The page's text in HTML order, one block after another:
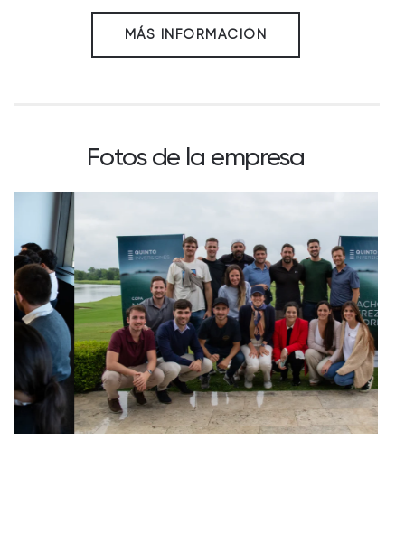
MÁS INFORMACIÓN
Fotos de la empresa